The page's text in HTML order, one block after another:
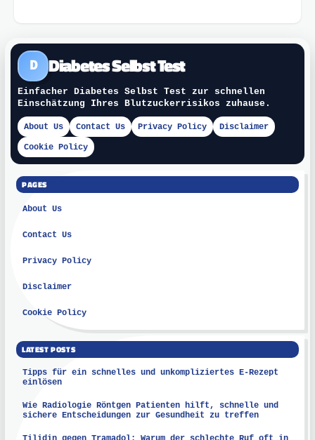
D Diabetes Selbst Test
Einfacher Diabetes Selbst Test zur schnellen
Einschätzung Ihres Blutzuckerrisikos zuhause.
About Us Contact Us Privacy Policy Disclaimer
Cookie Policy
PAGES
About Us
Contact Us
Privacy Policy
Disclaimer
Cookie Policy
LATEST POSTS
Tipps für ein schnelles und unkompliziertes E-Rezept
einlösen
Wie Radiologie Röntgen Patienten hilft, schnelle und
sichere Entscheidungen zur Gesundheit zu treffen